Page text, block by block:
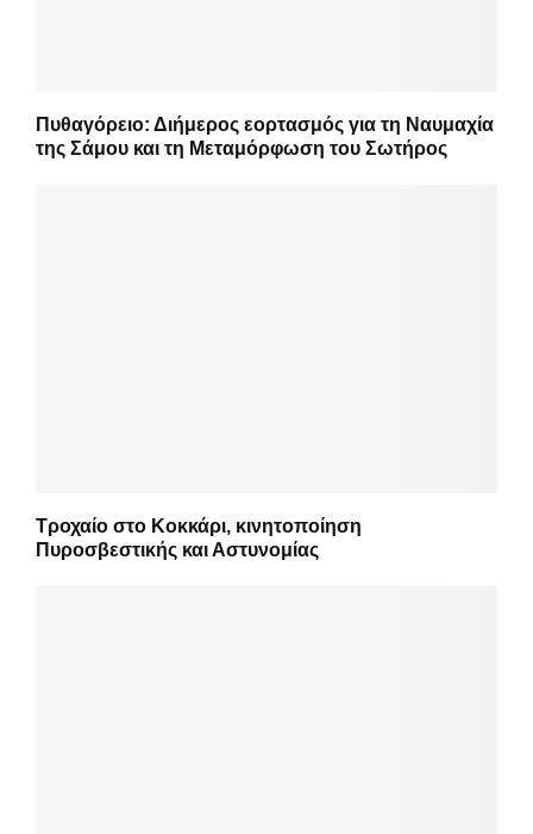
Πυθαγόρειο: Διήμερος εορτασμός για τη Ναυμαχία
της Σάμου και τη Μεταμόρφωση του Σωτήρος
Τροχαίο στο Κοκκάρι, κινητοποίηση
Πυροσβεστικής και Αστυνομίας